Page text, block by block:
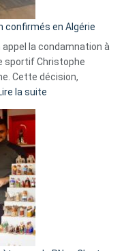
d’Israël
confirmés en Algérie
la condamnation à
sportif Christophe
Cette décision,
la suite